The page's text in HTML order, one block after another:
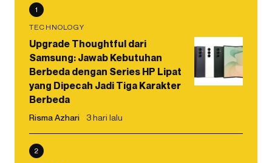
1
TECHNOLOGY
Upgrade Thoughtful dari
Samsung: Jawab Kebutuhan
Berbeda dengan Series HP Lipat
yang Dipecah Jadi Tiga Karakter
Berbeda
Risma Azhari 3 hari lalu
2